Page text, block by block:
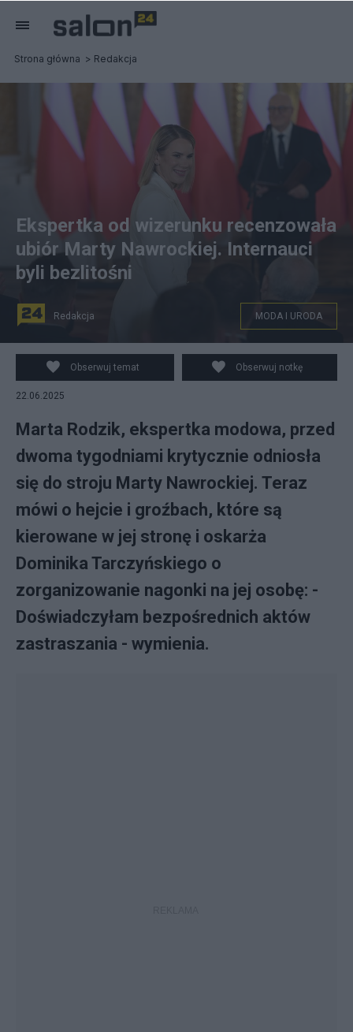
Strona główna Redakcja
Ekspertka od wizerunku recenzowała
ubiór Marty Nawrockiej. Internauci
byli bezlitośni
Redakcja MODA I URODA
Obserwuj temat Obserwuj notkę
22.06.2025
Marta Rodzik, ekspertka modowa, przed
dwoma tygodniami krytycznie odniosła
się do stroju Marty Nawrockiej. Teraz
mówi o hejcie i groźbach, które są
kierowane w jej stronę i oskarża
Dominika Tarczyńskiego o
zorganizowanie nagonki na jej osobę: -
Doświadczyłam bezpośrednich aktów
zastraszania - wymienia.